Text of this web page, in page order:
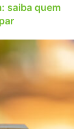
saiba quem